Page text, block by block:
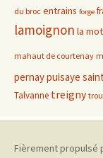
du broc entrains forge
lamoignon la
mahaut de courtenay
pernaypuisaye
Talvanne treigny
Fièrement propulsé